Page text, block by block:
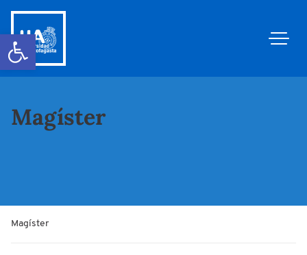
Abrir barra de herramientas
Magíster
Magíster